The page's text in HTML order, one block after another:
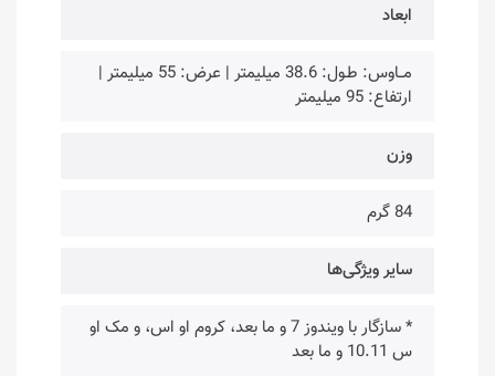
ابعاد
مــاوس: طـول: 38.6 میلیمتر | عرض: 55 میلیمتر |
ارتفاع: 95 میلیمتر
وزن
84 گرم
سایر ویژگی‌ها
* سازگار با ویندوز 7 و ما بعد، کروم او اس، و مک او
س 10.11 و ما بعد